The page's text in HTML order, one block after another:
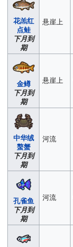
花羔红
点鲑
下月到
期
悬崖上
金鳟
下月到
期
悬崖上
中华绒
螯蟹
下月到
期
河流
孔雀鱼
下月到
期
河流